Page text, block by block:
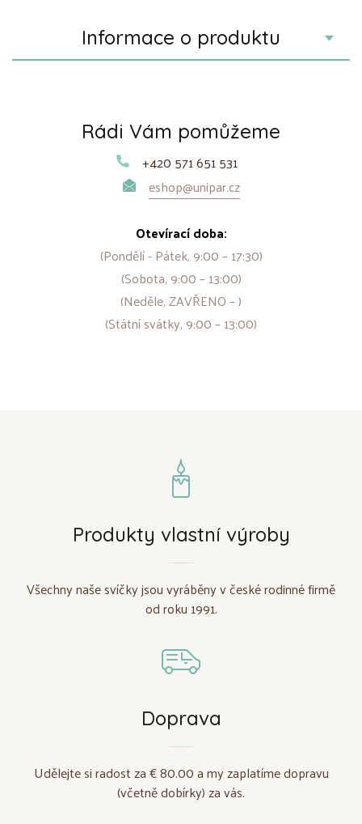
Informace o produktu
Rádi Vám pomůžeme
+420 571 651 531
eshop@unipar.cz
Otevírací doba:
(Pondělí - Pátek, 9:00 – 17:30)
(Sobota, 9:00 – 13:00)
(Neděle, ZAVŘENO – )
(Státní svátky, 9:00 – 13:00)
Produkty vlastní výroby
Všechny naše svíčky jsou vyráběny v české rodinné firmě
od roku 1991.
Doprava
Udělejte si radost za € 80.00 a my zaplatíme dopravu
(včetně dobírky) za vás.